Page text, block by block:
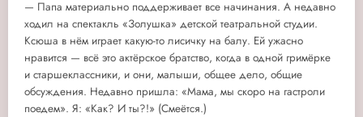
— Папа материально поддерживает все начинания. А недавно
ходил на спектакль «Золушка» детской театральной студии.
Ксюша в нём играет какую-то лисичку на балу. Ей ужасно
нравится — всё это актёрское братство, когда в одной гримёрке
и старшеклассники, и они, малыши, общее дело, общие
обсуждения. Недавно пришла: «Мама, мы скоро на гастроли
поедем». Я: «Как? И ты?!» (Смеётся.)